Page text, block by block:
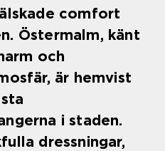
comfort
Östermalm, känt
och
är hemvist
i staden.
dressningar,